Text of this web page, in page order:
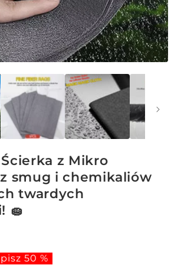
z Mikro
smug i chemikaliów
twardych
🧽
50 %